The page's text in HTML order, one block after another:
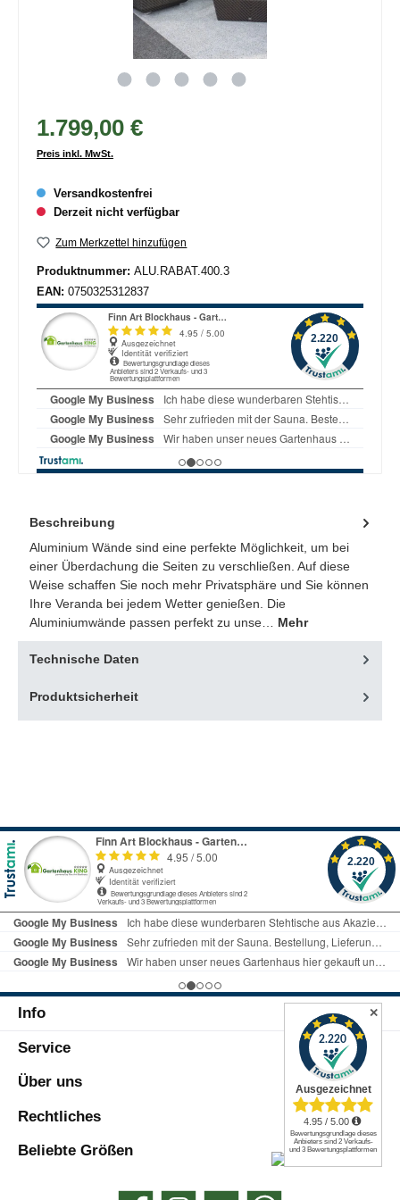
1.799,00 €
Preis inkl. MwSt.
Versandkostenfrei
Derzeit nicht verfügbar
Zum Merkzettel hinzufügen
Produktnummer: ALU.RABAT.400.3
EAN: 0750325312837
Beschreibung
Aluminium Wände sind eine perfekte Möglichkeit, um bei
einer Überdachung die Seiten zu verschließen. Auf diese
Weise schaffen Sie noch mehr Privatsphäre und Sie können
Ihre Veranda bei jedem Wetter genießen. Die
Aluminiumwände passen perfekt zu unse… Mehr
Technische Daten
Produktsicherheit
Info
Service
Über uns
Rechtliches
Beliebte Größen
✕